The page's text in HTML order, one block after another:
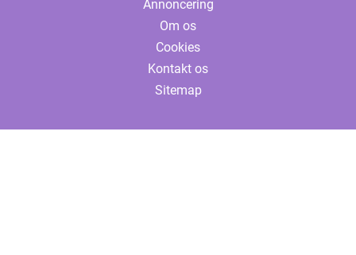
Annoncering
Om os
Cookies
Kontakt os
Sitemap